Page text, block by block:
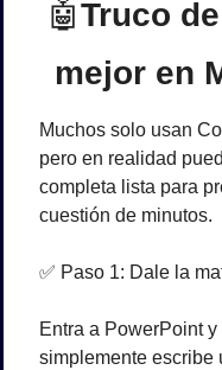
🤖Truco
mejor en
Muchos solo usan
pero en realidad
completa lista para
cuestión de minutos.
✅ Paso 1: Dale la
Entra a PowerPoint
simplemente escribe